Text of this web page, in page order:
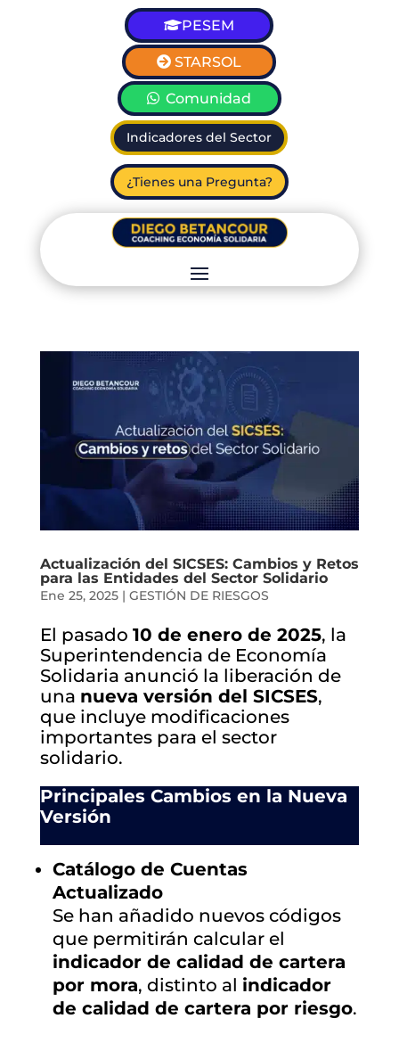
PESEM
STARSOL
Comunidad
Indicadores del Sector
¿Tienes una Pregunta?
Actualización del SICSES: Cambios y Retos
para las Entidades del Sector Solidario
Ene 25, 2025| GESTIÓN DE RIESGOS
El pasado 10 de enero de 2025, la
Superintendencia de Economía
Solidaria anunció la liberación de
una nueva versión del SICSES,
que incluye modificaciones
importantes para el sector
solidario.
Principales Cambios en la Nueva
Versión
Catálogo de Cuentas
Actualizado
Se han añadido nuevos códigos
que permitirán calcular el
indicador de calidad de cartera
por mora, distinto al indicador
de calidad de cartera por riesgo.